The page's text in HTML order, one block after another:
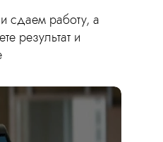
сдаем работу, а
результат и